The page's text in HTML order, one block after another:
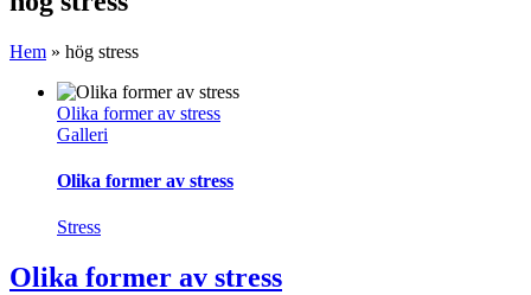
Hem » hög stress
Olika former av stress
Galleri
Olika former av stress
Stress
Olika former av stress